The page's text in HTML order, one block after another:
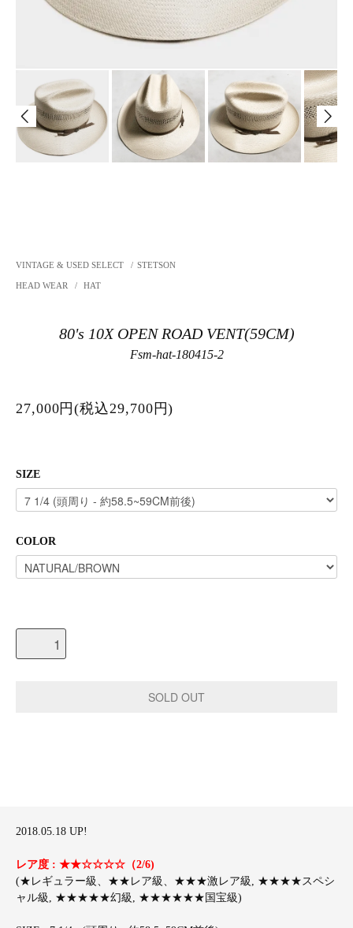
VINTAGE & USED SELECT / STETSON
HEAD WEAR / HAT
80's 10X OPEN ROAD VENT(59CM)
Fsm-hat-180415-2
27,000円(税込29,700円)
SIZE
COLOR
2018.05.18 UP!
レア度 : ★★☆☆☆☆（2/6)
(★レギュラー級、★★レア級、★★★激レア級, ★★★★スペシ
ャル級, ★★★★★幻級, ★★★★★★国宝級)